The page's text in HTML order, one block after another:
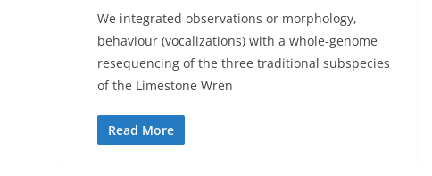
We integrated observations or morphology,
behaviour (vocalizations) with a whole-genome
resequencing of the three traditional subspecies
of the Limestone Wren
Read More